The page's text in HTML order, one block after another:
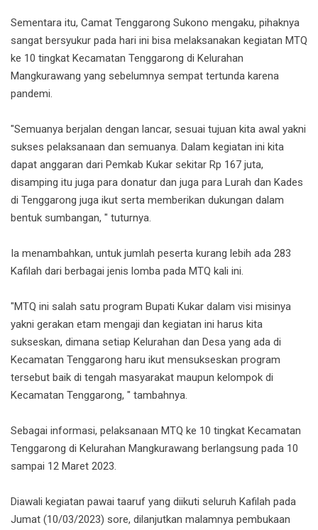
Sementara itu, Camat Tenggarong Sukono mengaku, pihaknya
sangat bersyukur pada hari ini bisa melaksanakan kegiatan MTQ
ke 10 tingkat Kecamatan Tenggarong di Kelurahan
Mangkurawang yang sebelumnya sempat tertunda karena
pandemi.
"Semuanya berjalan dengan lancar, sesuai tujuan kita awal yakni
sukses pelaksanaan dan semuanya. Dalam kegiatan ini kita
dapat anggaran dari Pemkab Kukar sekitar Rp 167 juta,
disamping itu juga para donatur dan juga para Lurah dan Kades
di Tenggarong juga ikut serta memberikan dukungan dalam
bentuk sumbangan, " tuturnya.
Ia menambahkan, untuk jumlah peserta kurang lebih ada 283
Kafilah dari berbagai jenis lomba pada MTQ kali ini.
"MTQ ini salah satu program Bupati Kukar dalam visi misinya
yakni gerakan etam mengaji dan kegiatan ini harus kita
sukseskan, dimana setiap Kelurahan dan Desa yang ada di
Kecamatan Tenggarong haru ikut mensukseskan program
tersebut baik di tengah masyarakat maupun kelompok di
Kecamatan Tenggarong, " tambahnya.
Sebagai informasi, pelaksanaan MTQ ke 10 tingkat Kecamatan
Tenggarong di Kelurahan Mangkurawang berlangsung pada 10
sampai 12 Maret 2023.
Diawali kegiatan pawai taaruf yang diikuti seluruh Kafilah pada
Jumat (10/03/2023) sore, dilanjutkan malamnya pembukaan